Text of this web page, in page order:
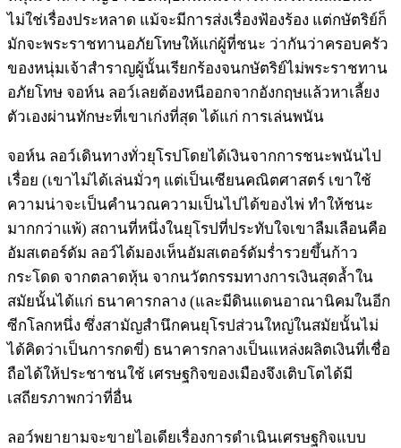
ไม่ใช่เรื่องประหลาด แม้จะมีการส่งเรื่องฟ้องร้อง แต่กษัตริย์ก็
มักจะพระราชทานอภัยโทษให้แก่ผู้ที่ชนะ ว่ากันว่าครอบครัว
ของหนุ่มเจ้าสำราญผู้นั้นเรียกร้องจนกษัตริย์ไม่พระราชทาน
อภัยโทษ จอห์น ลอว์เลยต้องหนีออกจากอังกฤษแล้วหาเลี้ยง
ตัวเองผ่านทักษะที่เขาเก่งที่สุด ได้แก่ การเล่นพนัน
จอห์น ลอว์เดินทางทั่วยุโรปโดยได้เงินจากการชนะพนันไป
เรื่อย (เขาไม่ได้เล่นมั่วๆ แต่เป็นเซียนคณิตศาสตร์ เขาใช้
ความน่าจะเป็นคำนวณความเป็นไปได้ของไพ่ ทำให้ชนะ
มากกว่าแพ้) สถานที่หนึ่งในยุโรปที่ประทับใจเขาลืมเลือนคือ
อัมสเตอร์ดัม ลอว์ได้มองเห็นอัมสเตอร์ดัมร่ำรวยขึ้นก้าว
กระโดด จากตลาดหุ้น จากนวัตกรรมทางการเงินสุดล้ำใน
สมัยนั้นได้แก่ ธนาคารกลาง (และมีดินแดนอาณานิคมในอีก
ซีกโลกหนึ่ง ซึ่งสามัญสำนึกคนยุโรปส่วนใหญ่ในสมัยนั้นไม่
ได้คิดว่าเป็นการกดขี่) ธนาคารกลางเป็นแหล่งผลิตเงินที่เชื่อ
ถือได้ให้ประชาชนใช้ เศรษฐกิจของเมืองจึงเติบโตได้มี
เสถียรภาพกว่าที่อื่น
ลอว์พยายามจะขายไอเดียเรื่องการดำเนินเศรษฐกิจแบบ